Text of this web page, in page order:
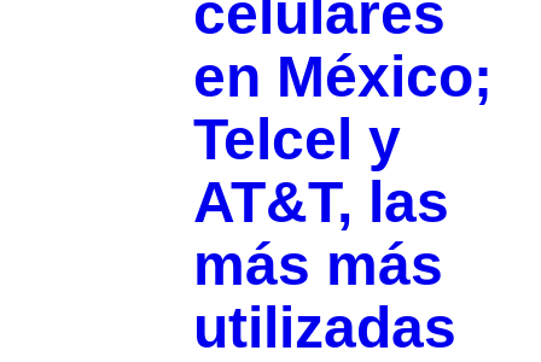
celulares
en México;
Telcel y
AT&T, las
más más
utilizadas